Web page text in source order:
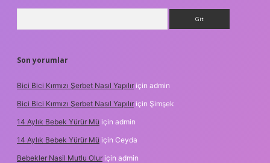
Son yorumlar
Bici Bici Kırmızı Şerbet Nasıl Yapılır için admin
Bici Bici Kırmızı Şerbet Nasıl Yapılır için Şimşek
14 Aylık Bebek Yürür Mü için admin
14 Aylık Bebek Yürür Mü için Ceyda
Bebekler Nasil Mutlu Olur için admin